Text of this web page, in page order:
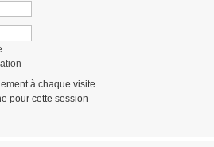
à chaque visite
pour cette session